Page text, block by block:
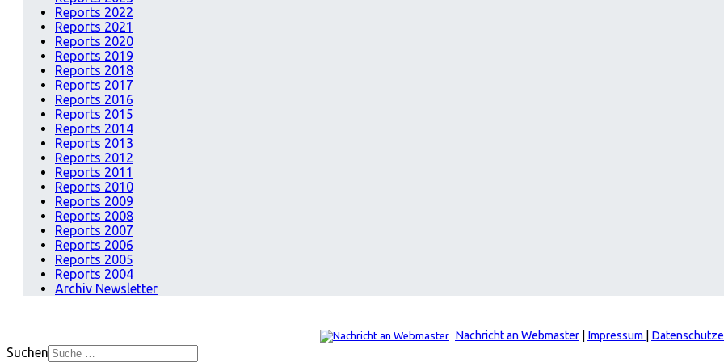
Reports 2022
Reports 2021
Reports 2020
Reports 2019
Reports 2018
Reports 2017
Reports 2016
Reports 2015
Reports 2014
Reports 2013
Reports 2012
Reports 2011
Reports 2010
Reports 2009
Reports 2008
Reports 2007
Reports 2006
Reports 2005
Reports 2004
Archiv Newsletter
Nachricht an Webmaster Impressum
Suchen